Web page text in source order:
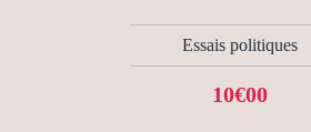
Essais politiques
10€00